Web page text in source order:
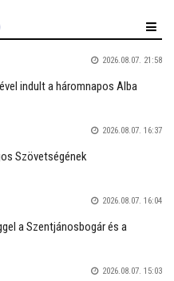
2026.08.07. 21:58
indult a háromnapos Alba
2026.08.07. 16:37
Szövetségének
2026.08.07. 16:04
a Szentjánosbogár és a
2026.08.07. 15:03